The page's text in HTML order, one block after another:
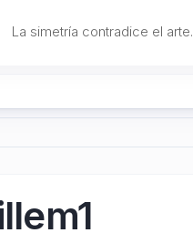
La simetría contradice el arte.